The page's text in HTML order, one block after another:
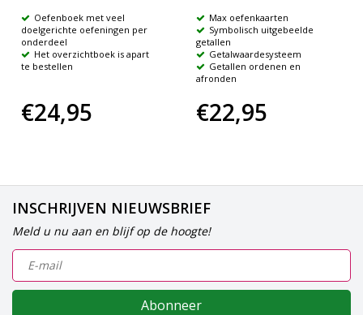
Oefenboek met veel
doelgerichte oefeningen per
onderdeel
Het overzichtboek is apart
te bestellen
€24,95
Max oefenkaarten
Symbolisch uitgebeelde
getallen
Getalwaardesysteem
Getallen ordenen en
afronden
€22,95
INSCHRIJVEN NIEUWSBRIEF
Meld u nu aan en blijf op de hoogte!
Abonneer